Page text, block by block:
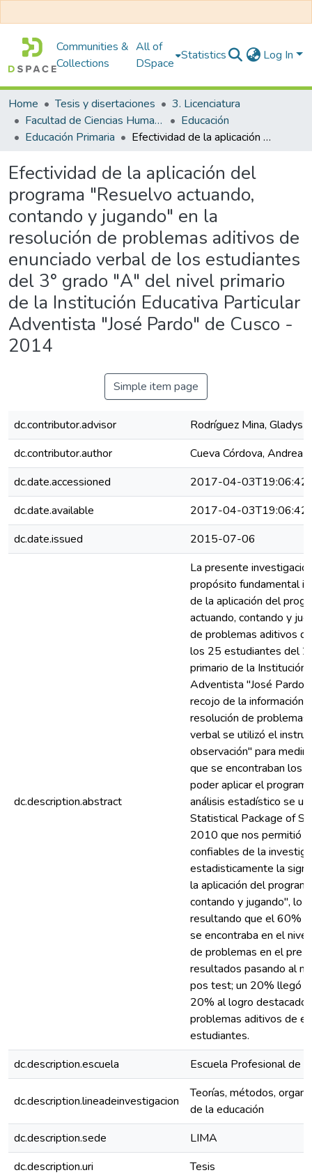
Communities &
Collections
All of
DSpace
Statistics Log In
Home Tesis y disertaciones
3. Licenciatura
Facultad de Ciencias Humanas y Educación
Educación
Educación Primaria
Efectividad de la aplicación del programa "Resuelvo actuando, contando y jugando" en la resolución de problemas aditivos de enunciado verbal de los estudiantes del 3° grado "A" del nivel primario de la Institución Educativa Particular Adventista "José Pardo" de Cusco - 2014
Efectividad de la aplicación del
programa "Resuelvo actuando,
contando y jugando" en la
resolución de problemas aditivos de
enunciado verbal de los estudiantes
del 3° grado "A" del nivel primario
de la Institución Educativa Particular
Adventista "José Pardo" de Cusco -
2014
Simple item page
dc.contributor.advisor
Rodríguez Mina, Gladys
dc.contributor.author
Cueva Córdova, Andrea
dc.date.accessioned
2017-04-
dc.date.available
2017-04-
dc.date.issued
2015-07-06
dc.description.abstract
La presente
propósito fundamental
de la aplicación del
actuando, contando y
de problemas aditivos
los 25 estudiantes del
primario de la Institución
Adventista "José Pardo"
recojo de la información
resolución de
verbal se utilizó el
observación" para medir
que se encontraban los
poder aplicar el
análisis estadístico se
Statistical Package of
2010 que nos permitió
confiables de la
estadisticamente la
la aplicación del
contando y jugando", lo
resultando que el 60%
se encontraba en el
de problemas en el pre
resultados pasando al
pos test; un 20% llegó
20% al logro destacado
problemas aditivos de
estudiantes.
dc.description.escuela
Escuela Profesional de
dc.description.lineadeinvestigacion
Teorías, métodos,
de la educación
dc.description.sede
LIMA
dc.description.uri
Tesis